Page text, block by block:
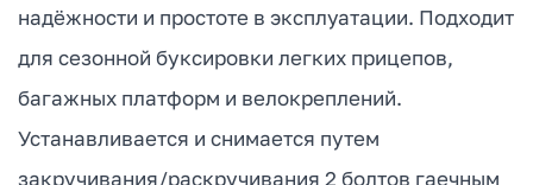
надёжности и простоте в эксплуатации. Подходит
для сезонной буксировки легких прицепов,
багажных платформ и велокреплений.
Устанавливается и снимается путем
закручивания/раскручивания 2 болтов гаечным